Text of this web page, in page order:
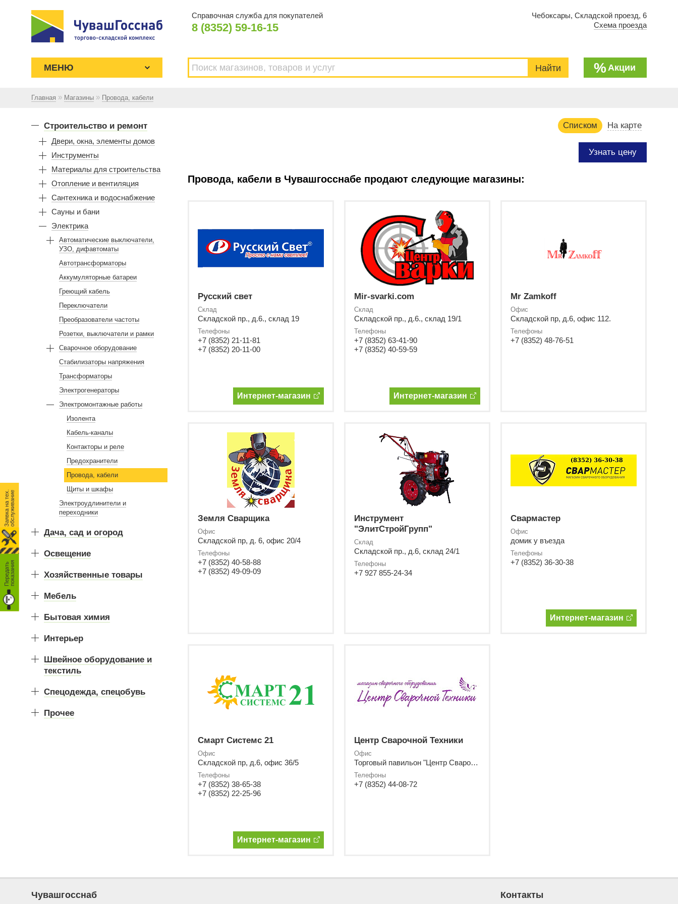
Чебоксары, Складской проезд, 6
Схема проезда
Справочная служба для покупателей
8 (8352) 59-16-15
ЧУВАШГОССНАБ. Основан в 1925
году
МЕНЮ %Акции
Главная » Магазины » Провода, кабели
Строительство и ремонт
Двери, окна, элементы домов
Инструменты
Материалы для строительства
Отопление и вентиляция
Сантехника и водоснабжение
Сауны и бани
Электрика
Автоматические выключатели,
УЗО, дифавтоматы
Автотрансформаторы
Аккумуляторные батареи
Греющий кабель
Переключатели
Преобразователи частоты
Розетки, выключатели и рамки
Сварочное оборудование
Стабилизаторы напряжения
Трансформаторы
Электрогенераторы
Электромонтажные работы
Изолента
Кабель-каналы
Контакторы и реле
Предохранители
Провода, кабели
Щиты и шкафы
Электроудлинители и
переходники
Дача, сад и огород
Освещение
Хозяйственные товары
Мебель
Бытовая химия
Интерьер
Швейное оборудование и
текстиль
Спецодежда, спецобувь
Прочее
На карте
Списком
Узнать цену
Провода, кабели в Чувашгосснабе продают следующие магазины:
Русский свет
Склад
Складской пр., д.6., склад 19
Телефоны
+7 (8352) 21-11-81
+7 (8352) 20-11-00
Интернет-магазин
Mir-svarki.com
Склад
Складской пр., д.6., склад 19/1
Телефоны
+7 (8352) 63-41-90
+7 (8352) 40-59-59
Интернет-магазин
Mr Zamkoff
Офис
Складской пр, д.6, офис 112.
Телефоны
+7 (8352) 48-76-51
Земля Сварщика
Офис
Складской пр, д. 6, офис 20/4
Телефоны
+7 (8352) 40-58-88
+7 (8352) 49-09-09
Инструмент
"ЭлитСтройГрупп"
Склад
Складской пр., д.6, склад 24/1
Телефоны
+7 927 855-24-34
Свармастер
Офис
домик у въезда
Телефоны
+7 (8352) 36-30-38
Интернет-магазин
Смарт Системс 21
Офис
Складской пр, д.6, офис 36/5
Телефоны
+7 (8352) 38-65-38
+7 (8352) 22-25-96
Интернет-магазин
Центр Сварочной Техники
Офис
Торговый павильон "Центр Сварочной Техники"
Телефоны
+7 (8352) 44-08-72
Чувашгосснаб Контакты
П
е
р
е
д
а
т
ь
п
о
к
а
з
а
н
ия
З
а
я
в
к
а
н
а
т
ех
.
о
б
с
л
у
ж
и
в
а
н
ие